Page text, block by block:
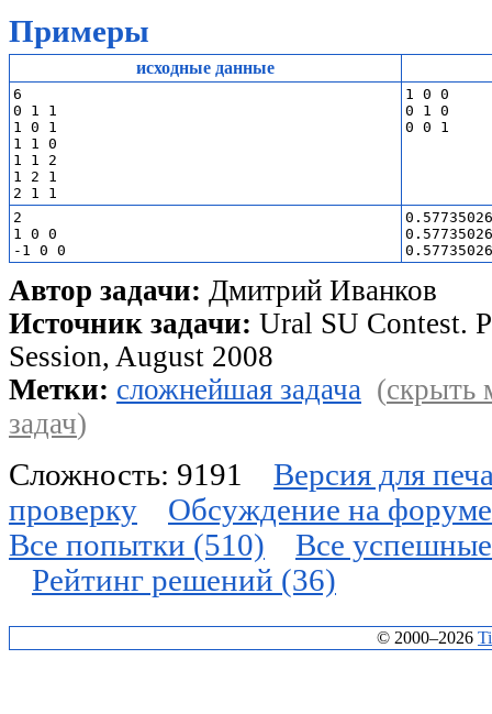
Примеры
исходные данные
6
0 1 1
1 0 1
1 1 0
1 1 2
1 2 1
1 0 0
0 1 0
2
1 0 0
Автор задачи: Дмитрий Иванков
Источник задачи: Ural SU Contest.
Session, August 2008
Метки: сложнейшая задача (скрыть
задач)
Сложность: 9191
Версия для
проверку
Обсуждение на
Все попытки (510)
Все
Рейтинг решений (36)
© 2000–2026